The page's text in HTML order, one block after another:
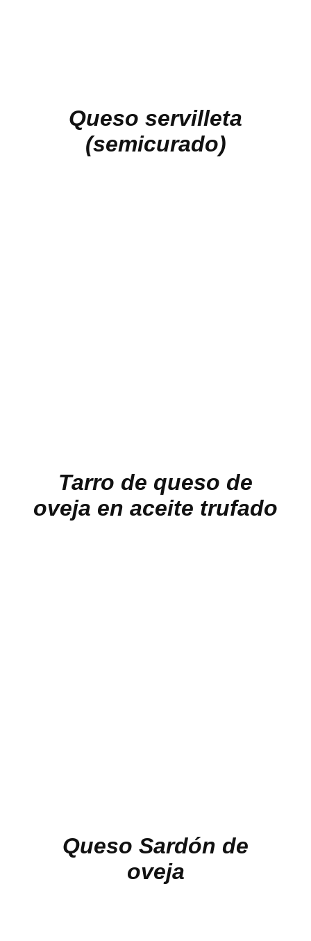
Queso servilleta
(semicurado)
Tarro de queso de
oveja en aceite trufado
Queso Sardón de
oveja